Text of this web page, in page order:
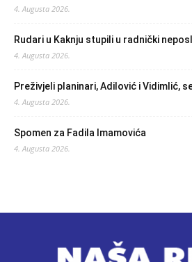
4. Augusta 2026.
Rudari u Kaknju stupili u radnički
4. Augusta 2026.
Preživjeli planinari, Adilović i Vidimlić,
4. Augusta 2026.
Spomen za Fadila Imamovića
4. Augusta 2026.